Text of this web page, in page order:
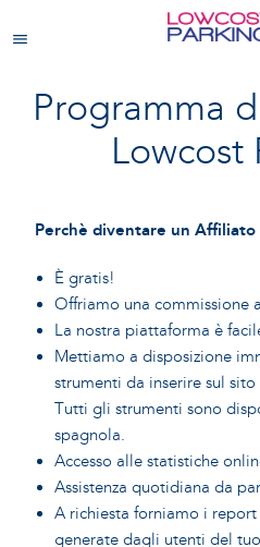
Programma
Lowcost
Perchè diventare un Affiliato
È gratis!
Offriamo una commissione
La nostra piattaforma è
Mettiamo a disposizione
strumenti da inserire sul sito
Tutti gli strumenti sono
spagnola.
Accesso alle statistiche
Assistenza quotidiana da
A richiesta forniamo i
generate dagli utenti del